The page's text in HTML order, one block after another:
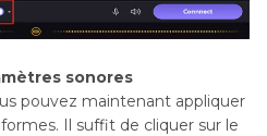
sonores
pouvez maintenant appliquer
Il suffit de cliquer sur le